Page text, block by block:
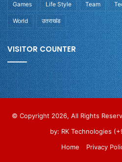
Games Life Style Team
World उतराखंड
VISITOR COUNTER
© Copyright 2026, All Rights
by: RK Technologies
Home
Privacy